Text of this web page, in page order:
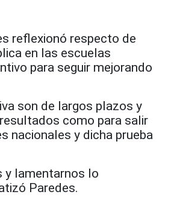
reflexionó respecto de
en las escuelas
para seguir mejorando
son de largos plazos y
como para salir
nacionales y dicha prueba
y lamentarnos lo
Paredes.